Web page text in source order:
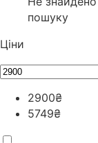
пошуку
Ціни
2900₴
5749₴